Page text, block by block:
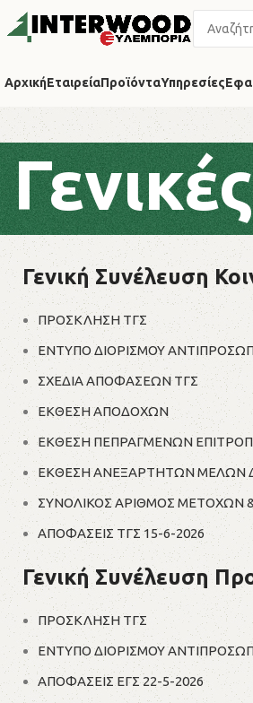
ΑρχικήΕταιρείαΠροϊόνταΥπηρεσίες
Γενική Συνέλευση
ΠΡΟΣΚΛΗΣΗ ΤΓΣ
ΕΝΤΥΠΟ ΔΙΟΡΙΣΜΟΥ
ΣΧΕΔΙΑ ΑΠΟΦΑΣΕΩΝ ΤΓΣ
ΕΚΘΕΣΗ ΑΠΟΔΟΧΩΝ
ΕΚΘΕΣΗ ΠΕΠΡΑΓΜΕΝΩΝ
ΕΚΘΕΣΗ ΑΝΕΞΑΡΤΗΤΩΝ ΜΕΛΩΝ
ΣΥΝΟΛΙΚΟΣ ΑΡΙΘΜΟΣ ΜΕΤΟΧΩΝ
ΑΠΟΦΑΣΕΙΣ ΤΓΣ 15-6-2026
Γενική Συνέλευση
ΠΡΟΣΚΛΗΣΗ ΤΓΣ
ΕΝΤΥΠΟ ΔΙΟΡΙΣΜΟΥ
ΑΠΟΦΑΣΕΙΣ ΕΓΣ 22-5-2026